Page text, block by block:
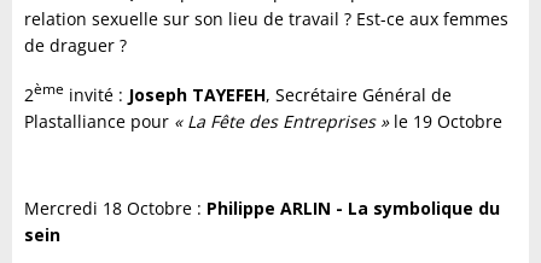
relation sexuelle sur son lieu de travail ? Est-ce aux femmes
de draguer ?
2ème invité : Joseph TAYEFEH, Secrétaire Général de
Plastalliance pour « La Fête des Entreprises »le 19 Octobre
Mercredi 18 Octobre : Philippe ARLIN - La symbolique du
sein